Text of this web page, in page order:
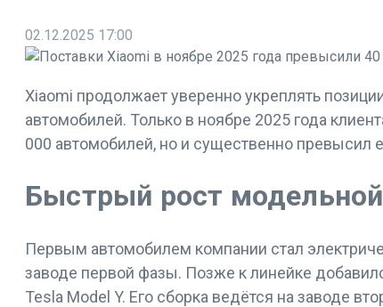
02.12.2025 17:00
Xiaomi продолжает уверенно укреплять
автомобилей. Только в ноябре 2025 года
000 автомобилей, но и существенно превысил
Быстрый рост
Первым автомобилем компании стал
заводе первой фазы. Позже к линейке
Tesla Model Y. Его сборка ведётся на заводе